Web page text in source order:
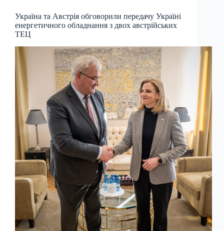
Україна та Австрія обговорили передачу Україні
енергетичного обладнання з двох австрійських
ТЕЦ